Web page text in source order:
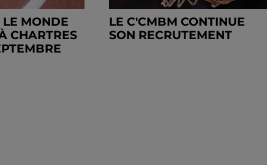
MONDE
CHARTRES
LE C'CMBM CONTINUE
SON RECRUTEMENT